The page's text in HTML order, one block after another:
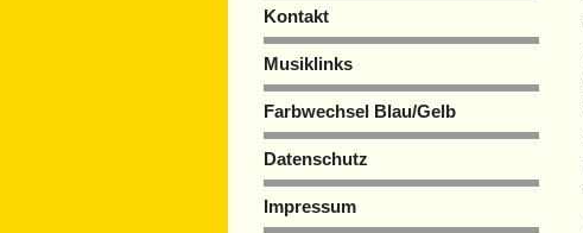
Kontakt
Musiklinks
Farbwechsel Blau/Gelb
Datenschutz
Impressum